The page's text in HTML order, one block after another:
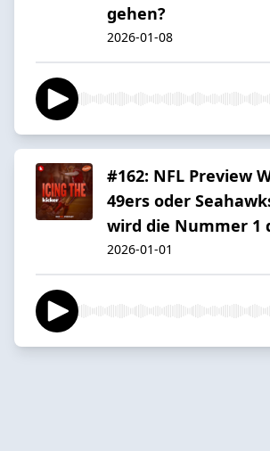
gehen?
2026-01-08
#162: NFL Preview
49ers oder
wird die Nummer 1
2026-01-01